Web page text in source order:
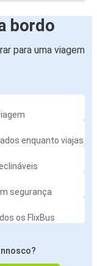
bordo
para uma viagem
enquanto viajas
segurança
os FlixBus